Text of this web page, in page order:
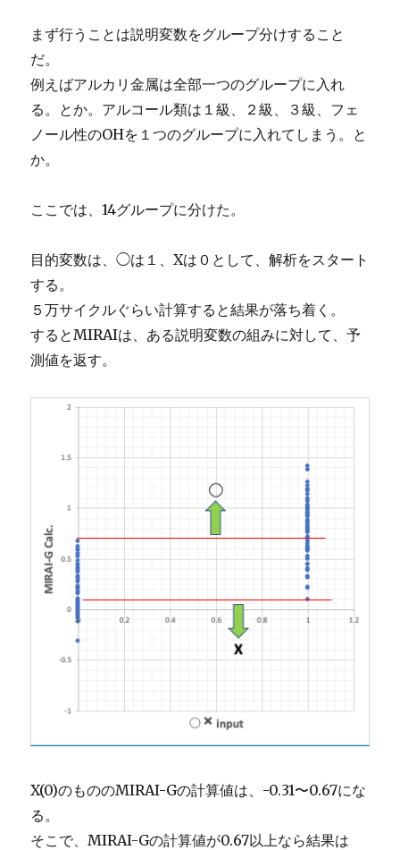
まず行うことは説明変数をグループ分けすること
だ。
例えばアルカリ金属は全部一つのグループに入れ
る。とか。アルコール類は１級、２級、３級、フェ
ノール性のOHを１つのグループに入れてしまう。と
か。
ここでは、14グループに分けた。
目的変数は、◯は１、Xは０として、解析をスタート
する。
５万サイクルぐらい計算すると結果が落ち着く。
するとMIRAIは、ある説明変数の組みに対して、予
測値を返す。
X(0)のもののMIRAI-Gの計算値は、-0.31〜0.67にな
る。
そこで、MIRAI-Gの計算値が0.67以上なら結果は